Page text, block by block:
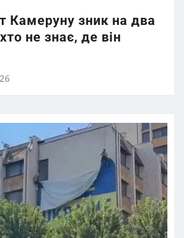
Камеруну зник на два
не знає, де він